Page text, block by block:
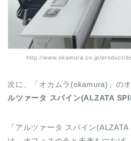
http://www.okamura.co.jp/product/
次に、「オカムラ(okamura)」の
ルツァータ スパイン(ALZATA
「アルツァータ スパイン